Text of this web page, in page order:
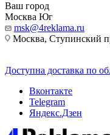
Ваш город
Москва Юг
msk@4reklama.ru
Москва, Ступинский
Доступна доставка по
Вконтакте
Telegram
Яндекс.Дзен